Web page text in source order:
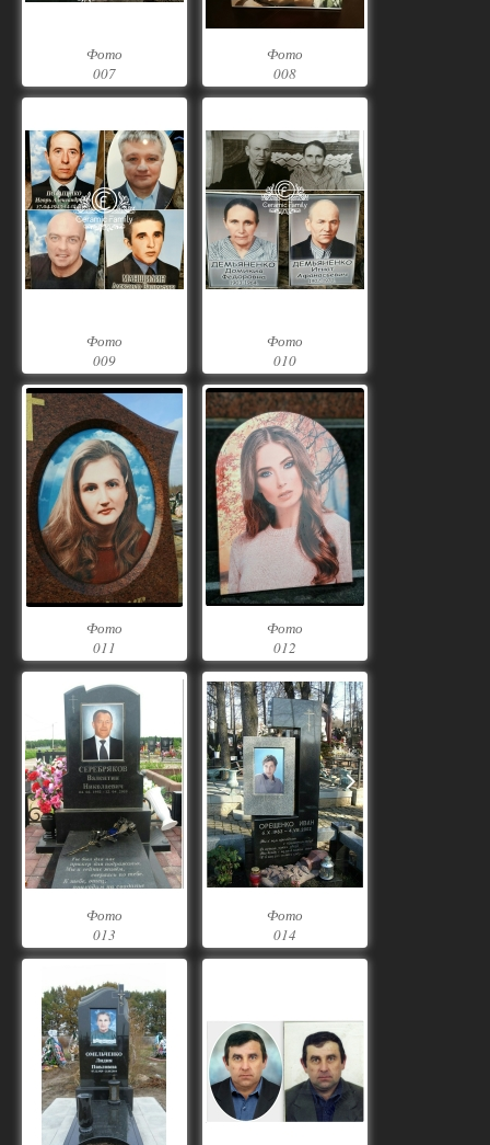
Фото
007
Фото
008
Фото
009
Фото
010
Фото
011
Фото
012
Фото
013
Фото
014